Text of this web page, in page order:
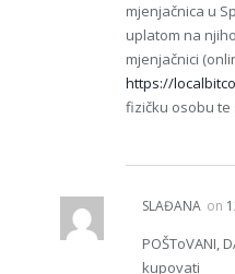
mjenjačnica u
uplatom na
mjenjačnici
https://
fizičku osobu
SLAĐANA on
POŠToVANI,
kupovati